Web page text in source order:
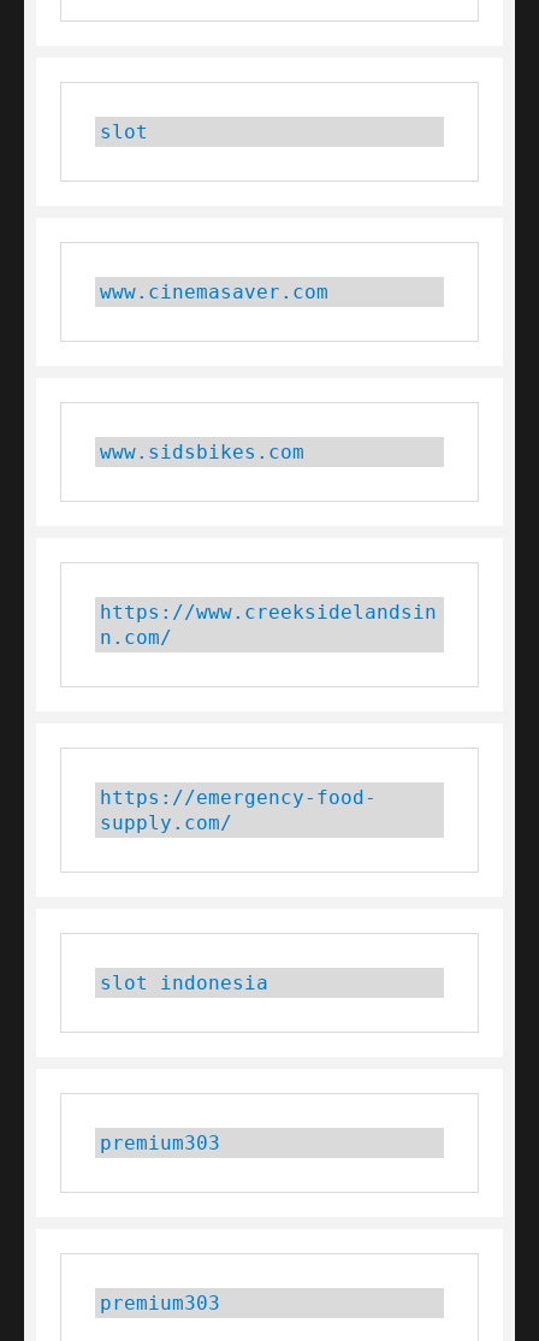
slot
www.cinemasaver.com
www.sidsbikes.com
https://www.creeksidelandsin
n.com/
https://emergency-food-
supply.com/
slot indonesia
premium303
premium303